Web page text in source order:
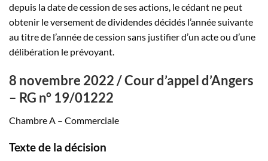
depuis la date de cession de ses actions, le cédant ne peut
obtenir le versement de dividendes décidés l’année suivante
au titre de l’année de cession sans justifier d’un acte ou d’une
délibération le prévoyant.
8 novembre 2022 / Cour d’appel d’Angers
– RG n° 19/01222
Chambre A – Commerciale
Texte de la décision